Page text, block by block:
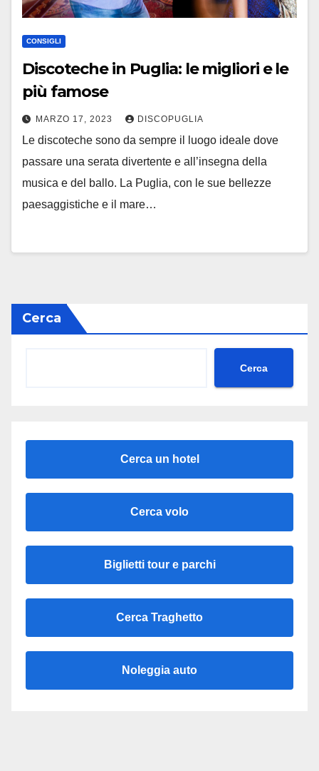
CONSIGLI
Discoteche in Puglia: le migliori e le
più famose
MARZO 17, 2023 DISCOPUGLIA
Le discoteche sono da sempre il luogo ideale dove
passare una serata divertente e all’insegna della
musica e del ballo. La Puglia, con le sue bellezze
paesaggistiche e il mare…
Cerca
Cerca
Cerca un hotel
Cerca volo
Biglietti tour e parchi
Cerca Traghetto
Noleggia auto